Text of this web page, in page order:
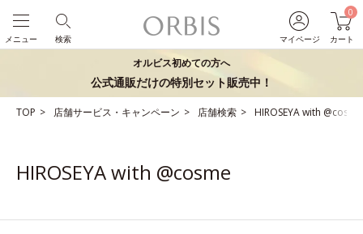
マイページ
0
カート
検索
メニュー
オルビス初めての方へ
公式通販だけの特別セット販売中！
TOP 店舗サービス・キャンペーン 店舗検索 HIROSEYA with @cosme
HIROSEYA with @cosme